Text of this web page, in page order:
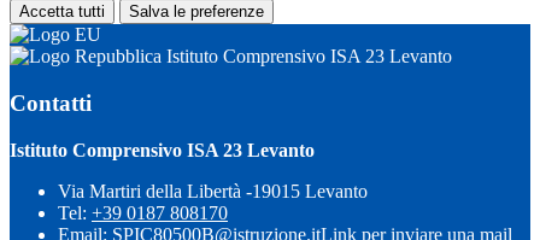
Accetta tutti Salva le preferenze
Istituto Comprensivo ISA 23 Levanto
Contatti
Istituto Comprensivo ISA 23 Levanto
Via Martiri della Libertà -19015 Levanto
Tel: +39 0187 808170
Email: SPIC80500B@istruzione.itLink per inviare una mail